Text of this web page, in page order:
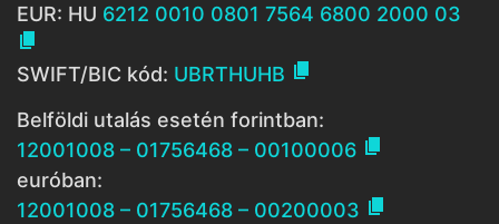
EUR: HU 6212 0010 0801 7564 6800 2000 03

SWIFT/BIC kód: UBRTHUHB 
Belföldi utalás esetén forintban:
12001008 – 01756468 – 00100006 
euróban:
12001008 – 01756468 – 00200003 